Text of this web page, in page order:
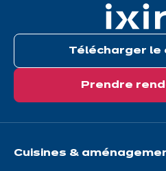
Télécharger le
Prendre
Cuisines &